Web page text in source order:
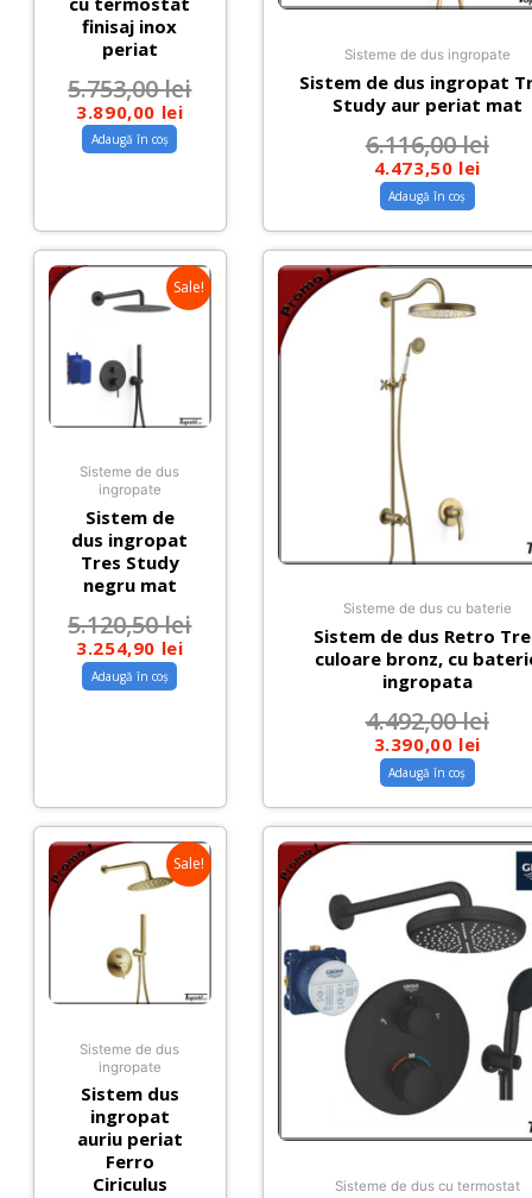
finisaj inox
periat
5.753,00lei
3.890,00 lei
Adaugă în coș
Sisteme de dus ingropate
Sistem de dus ingropat
Study aur periat mat
6.116,00lei
4.473,50 lei
Adaugă în coș
Sale!
Sisteme de dus
ingropate
Sistem de
dus ingropat
Tres Study
negru mat
5.120,50lei
3.254,90 lei
Adaugă în coș
Sisteme de dus cu baterie
Sistem de dus Retro
culoare bronz, cu
ingropata
4.492,00lei
3.390,00 lei
Adaugă în coș
Sale!
Sisteme de dus
ingropate
Sistem dus
ingropat
auriu periat
Ferro
Ciriculus
Sisteme de dus cu termostat